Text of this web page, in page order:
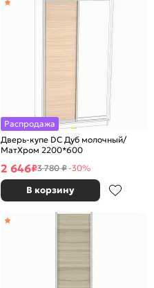
Распродажа
Дверь-купе DC Дуб молочный/
МатХром 2200*600
2 646₽3 780 ₽-30%
В корзину